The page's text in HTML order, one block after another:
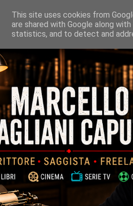
This site uses cookies from
are shared with Google along
statistics, and to detect and